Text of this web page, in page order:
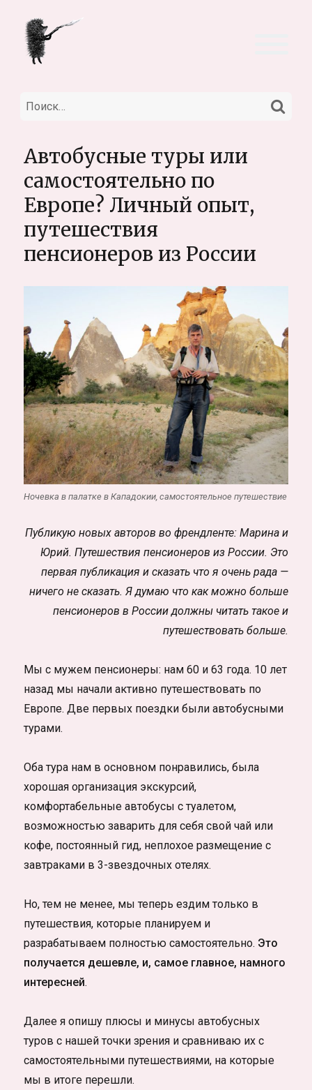
Искать:
Автобусные туры или
самостоятельно по
Европе? Личный опыт,
путешествия
пенсионеров из России
Ночевка в палатке в Кападокии, самостоятельное путешествие
Публикую новых авторов во френдленте: Марина и
Юрий. Путешествия пенсионеров из России. Это
первая публикация и сказать что я очень рада —
ничего не сказать. Я думаю что как можно больше
пенсионеров в России должны читать такое и
путешествовать больше.
Мы с мужем пенсионеры: нам 60 и 63 года. 10 лет
назад мы начали активно путешествовать по
Европе. Две первых поездки были автобусными
турами.
Оба тура нам в основном понравились, была
хорошая организация экскурсий,
комфортабельные автобусы с туалетом,
возможностью заварить для себя свой чай или
кофе, постоянный гид, неплохое размещение с
завтраками в 3-звездочных отелях.
Но, тем не менее, мы теперь ездим только в
путешествия, которые планируем и
разрабатываем полностью самостоятельно. Это
получается дешевле, и, самое главное, намного
интересней.
Далее я опишу плюсы и минусы автобусных
туров с нашей точки зрения и сравниваю их с
самостоятельными путешествиями, на которые
мы в итоге перешли.